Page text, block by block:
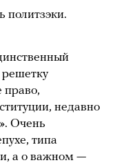
политзэки.
право,
недавно
Очень
типа
а о важном —